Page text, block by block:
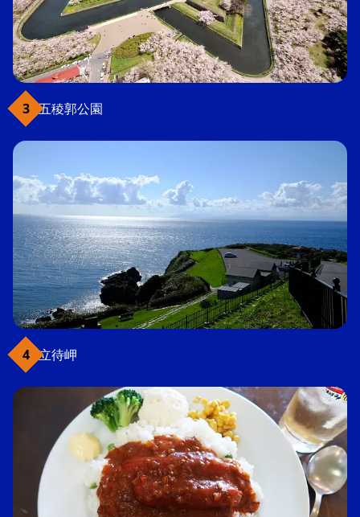
五稜郭公園
立待岬